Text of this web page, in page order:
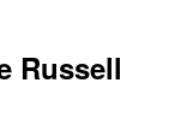
Russell